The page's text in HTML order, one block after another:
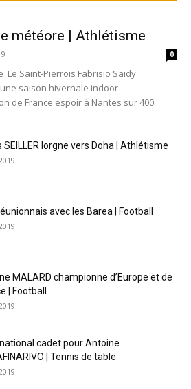
météore | Athlétisme
0
Le Saint-Pierrois Fabrisio Saïdy
saison hivernale indoor
de France espoir à Nantes sur 400
SEILLER lorgne vers Doha | Athlétisme
avec les Barea | Football
MALARD championne d’Europe et de
| Football
cadet pour Antoine
| Tennis de table